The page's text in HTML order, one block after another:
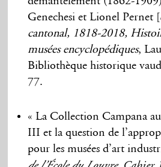
Genechesi et Lionel Pernet [
cantonal, 1818-2018,
musées encyclopédiques,
Bibliothèque historique
77.
« La Collection Campana
III et la question de
pour les musées d’art